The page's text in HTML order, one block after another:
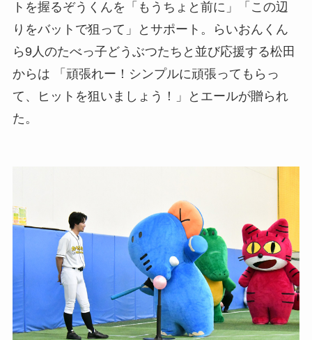
トを握るぞうくんを「もうちょと前に」「この辺
りをバットで狙って」とサポート。らいおんくん
ら9人のたべっ子どうぶつたちと並び応援する松田
からは 「頑張れー！シンプルに頑張ってもらっ
て、ヒットを狙いましょう！」とエールが贈られ
た。